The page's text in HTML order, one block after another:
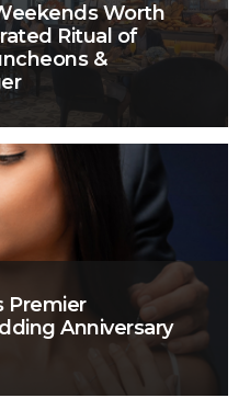
Worth
Ritual of
&
Premier
Anniversary